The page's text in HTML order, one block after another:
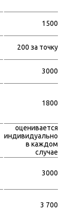
1500
200 за точку
3000
1800
оценивается
индивидуально
в каждом
случае
3000
3 700